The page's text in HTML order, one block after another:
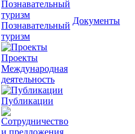
Познавательный
туризм
Проекты
Международная
деятельность
Публикации
Документы